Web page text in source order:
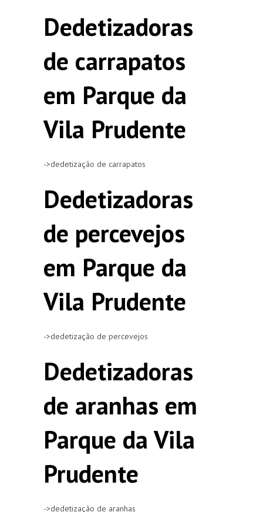
Dedetizadoras
de carrapatos
em Parque da
Vila Prudente
->dedetização de carrapatos
Dedetizadoras
de percevejos
em Parque da
Vila Prudente
->dedetização de percevejos
Dedetizadoras
de aranhas em
Parque da Vila
Prudente
->dedetização de aranhas